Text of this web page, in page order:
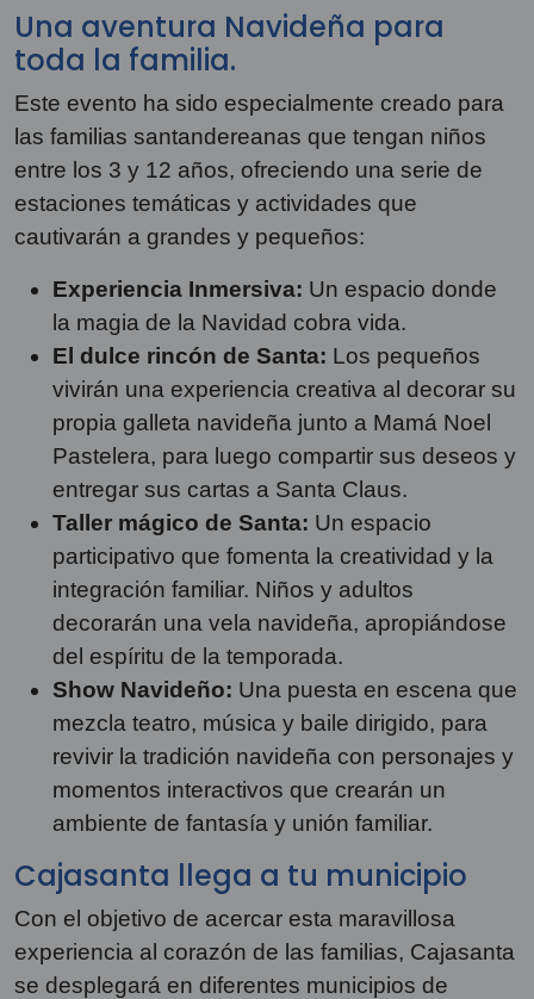
Una aventura Navideña para
toda la familia.
Este evento ha sido especialmente creado para
las familias santandereanas que tengan niños
entre los 3 y 12 años, ofreciendo una serie de
estaciones temáticas y actividades que
cautivarán a grandes y pequeños:
Experiencia Inmersiva: Un espacio donde
la magia de la Navidad cobra vida.
El dulce rincón de Santa: Los pequeños
vivirán una experiencia creativa al decorar su
propia galleta navideña junto a Mamá Noel
Pastelera, para luego compartir sus deseos y
entregar sus cartas a Santa Claus.
Taller mágico de Santa: Un espacio
participativo que fomenta la creatividad y la
integración familiar. Niños y adultos
decorarán una vela navideña, apropiándose
del espíritu de la temporada.
Show Navideño: Una puesta en escena que
mezcla teatro, música y baile dirigido, para
revivir la tradición navideña con personajes y
momentos interactivos que crearán un
ambiente de fantasía y unión familiar.
Cajasanta llega a tu municipio
Con el objetivo de acercar esta maravillosa
experiencia al corazón de las familias, Cajasanta
se desplegará en diferentes municipios de